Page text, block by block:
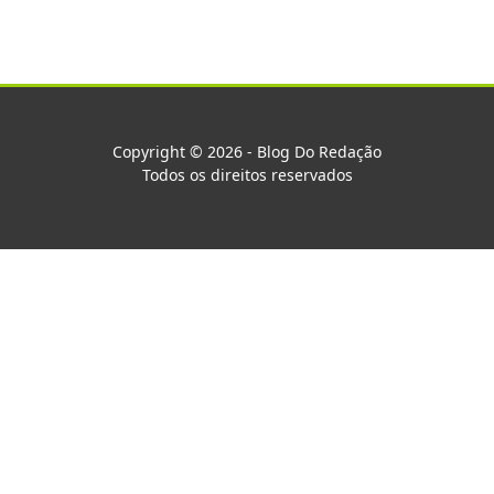
Copyright © 2026 - Blog Do Redação
Todos os direitos reservados